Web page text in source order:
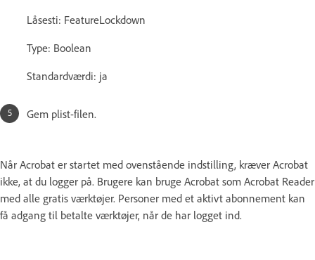
Låsesti: FeatureLockdown
Type: Boolean
Standardværdi: ja
Gem plist-filen.
Når Acrobat er startet med ovenstående indstilling, kræver Acrobat
ikke, at du logger på. Brugere kan bruge Acrobat som Acrobat Reader
med alle gratis værktøjer. Personer med et aktivt abonnement kan
få adgang til betalte værktøjer, når de har logget ind.